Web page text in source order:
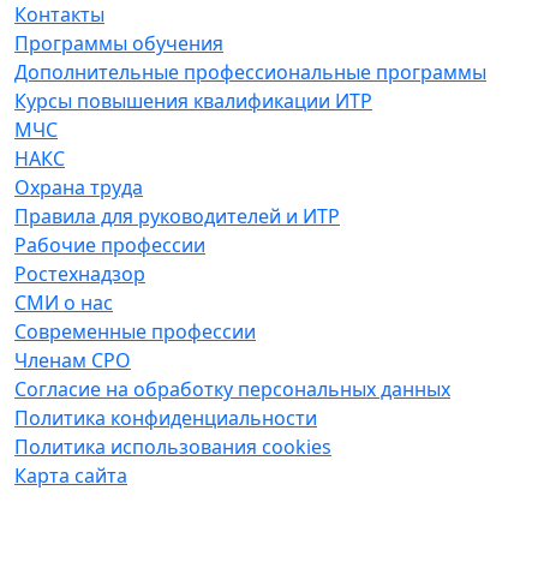
Контакты
Программы обучения
Дополнительные профессиональные программы
Курсы повышения квалификации ИТР
МЧС
НАКС
Охрана труда
Правила для руководителей и ИТР
Рабочие профессии
Ростехнадзор
СМИ о нас
Современные профессии
Членам СРО
Согласие на обработку персональных данных
Политика конфиденциальности
Политика использования cookies
Карта сайта